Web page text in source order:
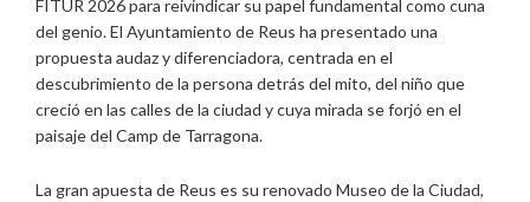
FITUR 2026 para reivindicar su papel fundamental como cuna
del genio. El Ayuntamiento de Reus ha presentado una
propuesta audaz y diferenciadora, centrada en el
descubrimiento de la persona detrás del mito, del niño que
creció en las calles de la ciudad y cuya mirada se forjó en el
paisaje del Camp de Tarragona.
La gran apuesta de Reus es su renovado Museo de la Ciudad,